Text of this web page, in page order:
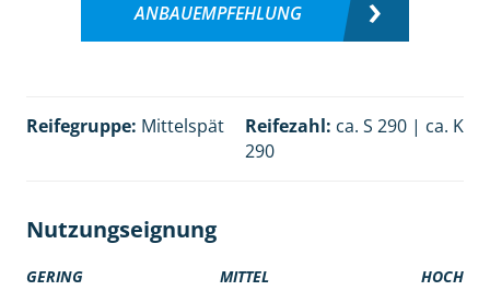
ANBAUEMPFEHLUNG
Reifegruppe: Mittelspät Reifezahl: ca. S 290 | ca. K
290
Nutzungseignung
GERING MITTEL HOCH